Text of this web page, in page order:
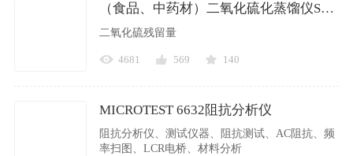
（食品、中药材）二氧化硫化蒸馏仪SKD-3106
二氧化硫残留量
4681 569 140
MICROTEST 6632阻抗分析仪
阻抗分析仪、测试仪器、阻抗测试、AC阻抗、频
率扫图、LCR电桥、材料分析